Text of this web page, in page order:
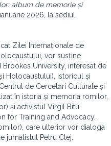
album de memorie și
2026, la sediul
Zilei Internaționale de
vor susține
University, interesat de
Holocaustului), istoricul și
de Cercetări Culturale și
în istoria și memoria romilor,
și activistul Virgil Bitu
for Training and Advocacy,
care ulterior vor dialoga
jurnalistul Petru Clej.